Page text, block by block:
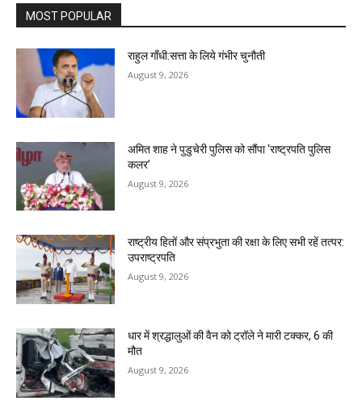
MOST POPULAR
राहुल गाँधी:सत्ता के लिये गंभीर चुनौती
August 9, 2026
अमित शाह ने पुडुचेरी पुलिस को सौंपा ‘राष्ट्रपति पुलिस
कलर’
August 9, 2026
राष्ट्रीय हितों और संप्रभुता की रक्षा के लिए सभी रहें तत्पर:
उपराष्ट्रपति
August 9, 2026
धार में श्रद्धालुओं की वैन को ट्रॉले ने मारी टक्कर, 6 की
मौत
August 9, 2026